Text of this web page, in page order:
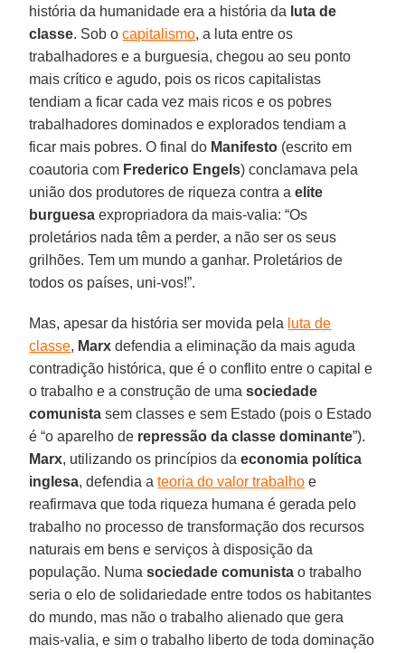
história da humanidade era a história da luta de
classe. Sob ocapitalismo, a luta entre os
trabalhadores e a burguesia, chegou ao seu ponto
mais crítico e agudo, pois os ricos capitalistas
tendiam a ficar cada vez mais ricos e os pobres
trabalhadores dominados e explorados tendiam a
ficar mais pobres. O final do Manifesto (escrito em
coautoria com Frederico Engels) conclamava pela
união dos produtores de riqueza contra aelite
burguesa expropriadora da mais-valia: “Os
proletários nada têm a perder, a não ser os seus
grilhões. Tem um mundo a ganhar. Proletários de
todos os países, uni-vos!”.
Mas, apesar da história ser movida pela luta de
classe, Marx defendia a eliminação da mais aguda
contradição histórica, que é o conflito entre o capital e
o trabalho e a construção de umasociedade
comunista sem classes e sem Estado (pois o Estado
é “o aparelho de repressão da classe dominante”).
Marx, utilizando os princípios daeconomia política
inglesa, defendia ateoria do valor trabalho e
reafirmava que toda riqueza humana é gerada pelo
trabalho no processo de transformação dos recursos
naturais em bens e serviços à disposição da
população. Numa sociedade comunista o trabalho
seria o elo de solidariedade entre todos os habitantes
do mundo, mas não o trabalho alienado que gera
mais-valia, e sim o trabalho liberto de toda dominação